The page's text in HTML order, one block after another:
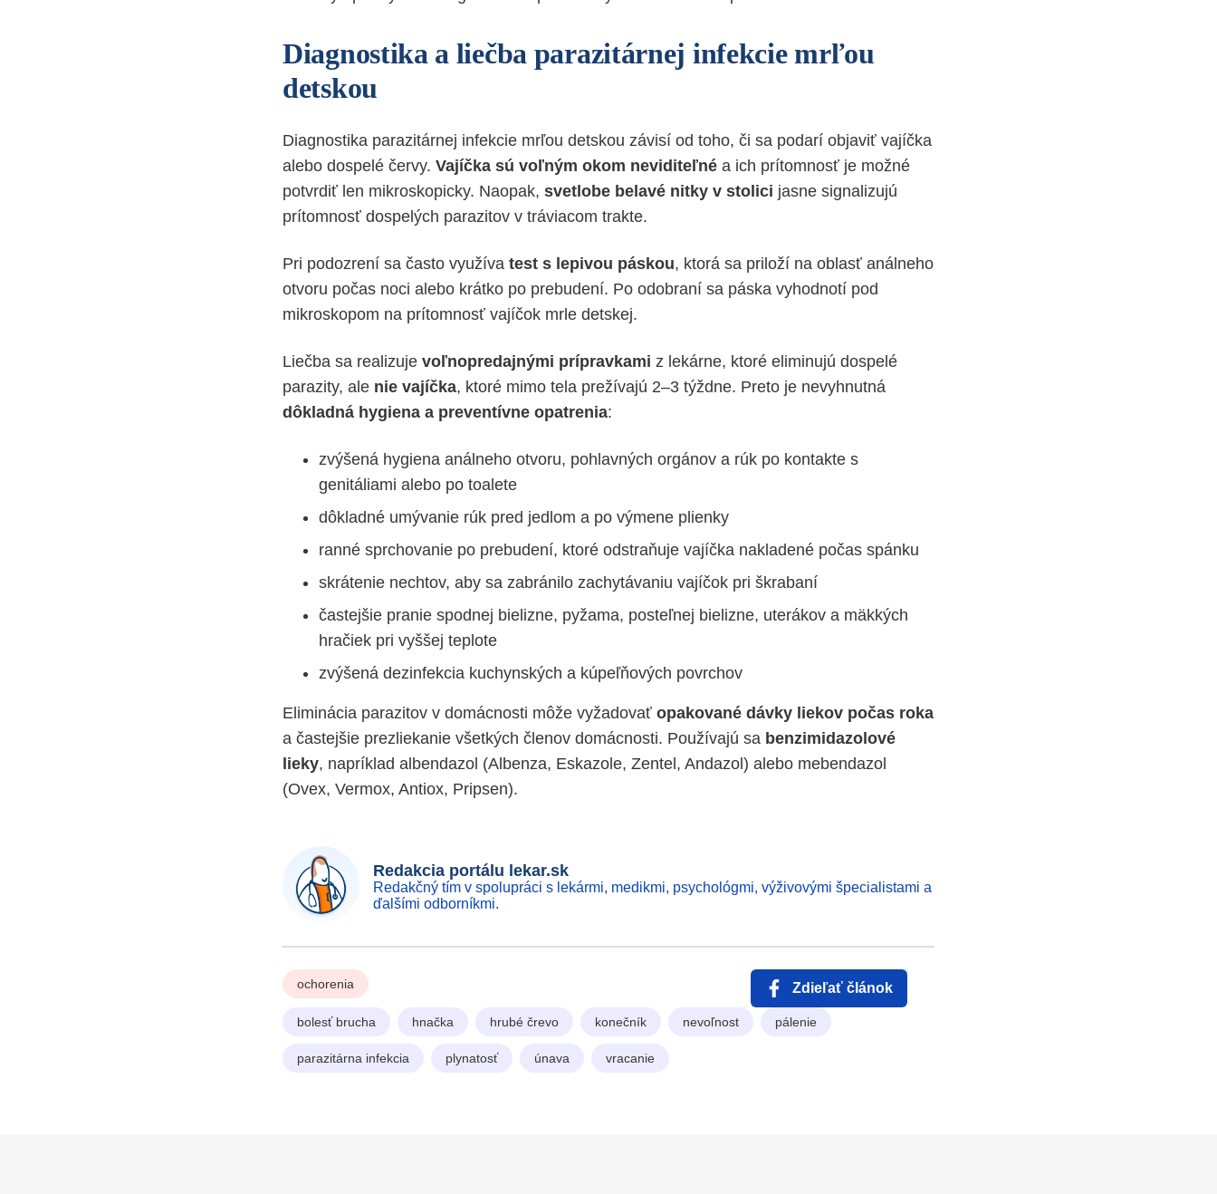
Diagnostika a liečba parazitárnej infekcie mrľou
detskou
Diagnostika parazitárnej infekcie mrľou detskou závisí od toho, či sa podarí objaviť vajíčka
alebo dospelé červy. Vajíčka sú voľným okom neviditeľné a ich prítomnosť je možné
potvrdiť len mikroskopicky. Naopak, svetlobe belavé nitky v stolici jasne signalizujú
prítomnosť dospelých parazitov v tráviacom trakte.
Pri podozrení sa často využíva test s lepivou páskou, ktorá sa priloží na oblasť análneho
otvoru počas noci alebo krátko po prebudení. Po odobraní sa páska vyhodnotí pod
mikroskopom na prítomnosť vajíčok mrle detskej.
Liečba sa realizuje voľnopredajnými prípravkami z lekárne, ktoré eliminujú dospelé
parazity, ale nie vajíčka, ktoré mimo tela prežívajú 2–3 týždne. Preto je nevyhnutná
dôkladná hygiena a preventívne opatrenia:
zvýšená hygiena análneho otvoru, pohlavných orgánov a rúk po kontakte s
genitáliami alebo po toalete
dôkladné umývanie rúk pred jedlom a po výmene plienky
ranné sprchovanie po prebudení, ktoré odstraňuje vajíčka nakladené počas spánku
skrátenie nechtov, aby sa zabránilo zachytávaniu vajíčok pri škrabaní
častejšie pranie spodnej bielizne, pyžama, posteľnej bielizne, uterákov a mäkkých
hračiek pri vyššej teplote
zvýšená dezinfekcia kuchynských a kúpeľňových povrchov
Eliminácia parazitov v domácnosti môže vyžadovať opakované dávky liekov počas roka
a častejšie prezliekanie všetkých členov domácnosti. Používajú sa benzimidazolové
lieky, napríklad albendazol (Albenza, Eskazole, Zentel, Andazol) alebo mebendazol
(Ovex, Vermox, Antiox, Pripsen).
Redakcia portálu lekar.sk
Redakčný tím v spolupráci s lekármi, medikmi, psychológmi, výživovými špecialistami a
ďalšími odborníkmi.
ochorenia Zdieľať článok
bolesť brucha hnačka hrubé črevo konečník nevoľnost pálenie
parazitárna infekcia plynatosť únava vracanie